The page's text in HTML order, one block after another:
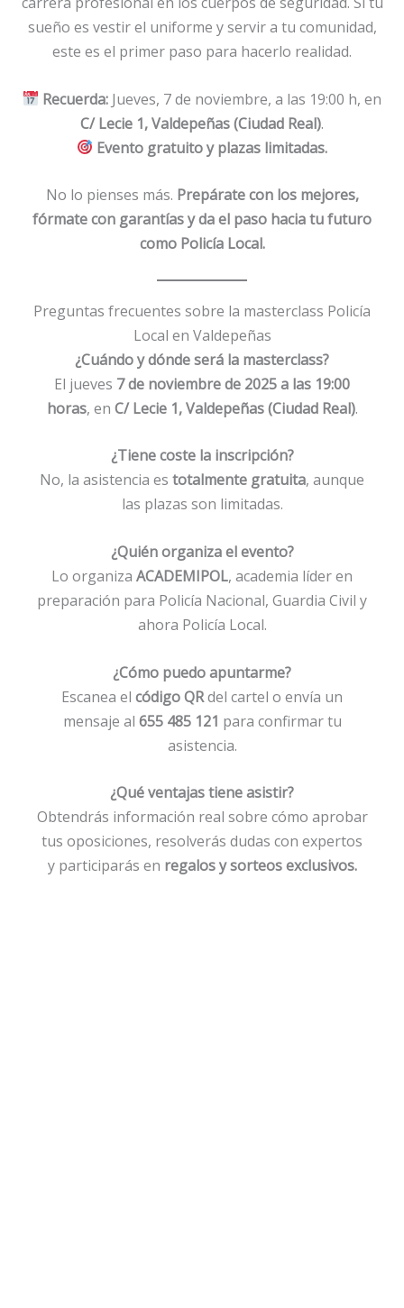
sueño es vestir el uniforme y servir a tu comunidad,
este es el primer paso para hacerlo realidad.
Recuerda: Jueves, 7 de noviembre, a las 19:00 h, en
C/ Lecie 1, Valdepeñas (Ciudad Real).
Evento gratuito y plazas limitadas.
No lo pienses más. Prepárate con los mejores,
fórmate con garantías y da el paso hacia tu futuro
como Policía Local.
Preguntas frecuentes sobre la masterclass Policía
Local en Valdepeñas
¿Cuándo y dónde será la masterclass?
El jueves 7 de noviembre de 2025 a las 19:00
horas, en C/ Lecie 1, Valdepeñas (Ciudad Real).
¿Tiene coste la inscripción?
No, la asistencia es totalmente gratuita, aunque
las plazas son limitadas.
¿Quién organiza el evento?
Lo organiza ACADEMIPOL, academia líder en
preparación para Policía Nacional, Guardia Civil y
ahora Policía Local.
¿Cómo puedo apuntarme?
Escanea el código QRdel cartel o envía un
mensaje al 655 485 121 para confirmar tu
asistencia.
¿Qué ventajas tiene asistir?
Obtendrás información real sobre cómo aprobar
tus oposiciones, resolverás dudas con expertos
y participarás en regalos y sorteos exclusivos.